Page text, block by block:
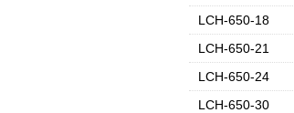
LCH-650-18
LCH-650-21
LCH-650-24
LCH-650-30